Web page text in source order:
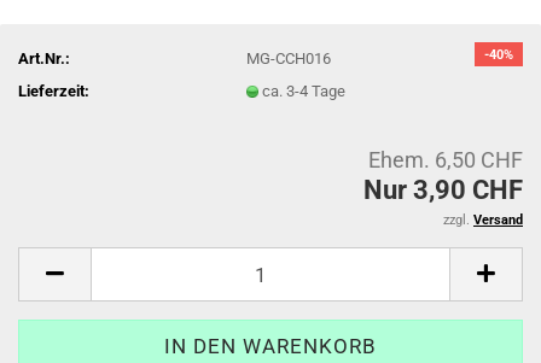
-40%
Art.Nr.:
MG-CCH016
Lieferzeit:
ca. 3-4 Tage
Ehem. 6,50 CHF
Nur 3,90 CHF
zzgl. Versand